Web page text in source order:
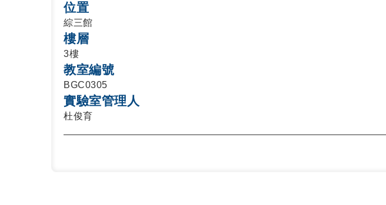
位置
綜三館
樓層
3樓
教室編號
BGC0305
實驗室管理人
杜俊育